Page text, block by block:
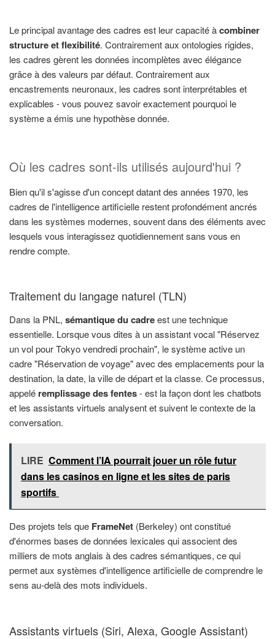
Le principal avantage des cadres est leur capacité àcombiner
structure et flexibilité. Contrairement aux ontologies rigides,
les cadres gèrent les données incomplètes avec élégance
grâce à des valeurs par défaut. Contrairement aux
encastrements neuronaux, les cadres sont interprétables et
explicables - vous pouvez savoir exactement pourquoi le
système a émis une hypothèse donnée.
Où les cadres sont-ils utilisés aujourd'hui ?
Bien qu'il s'agisse d'un concept datant des années 1970, les
cadres de l'intelligence artificielle restent profondément ancrés
dans les systèmes modernes, souvent dans des éléments avec
lesquels vous interagissez quotidiennement sans vous en
rendre compte.
Traitement du langage naturel (TLN)
Dans la PNL, sémantique du cadreest une technique
essentielle. Lorsque vous dites à un assistant vocal "Réservez
un vol pour Tokyo vendredi prochain", le système active un
cadre "Réservation de voyage" avec des emplacements pour la
destination, la date, la ville de départ et la classe. Ce processus,
appelé remplissage des fentes- est la façon dont les chatbots
et les assistants virtuels analysent et suivent le contexte de la
conversation.
LIRE Comment l’IA pourrait jouer un rôle futur
dans les casinos en ligne et les sites de paris
sportifs
Des projets tels que FrameNet (Berkeley) ont constitué
d'énormes bases de données lexicales qui associent des
milliers de mots anglais à des cadres sémantiques, ce qui
permet aux systèmes d'intelligence artificielle de comprendre le
sens au-delà des mots individuels.
Assistants virtuels (Siri, Alexa, Google Assistant)